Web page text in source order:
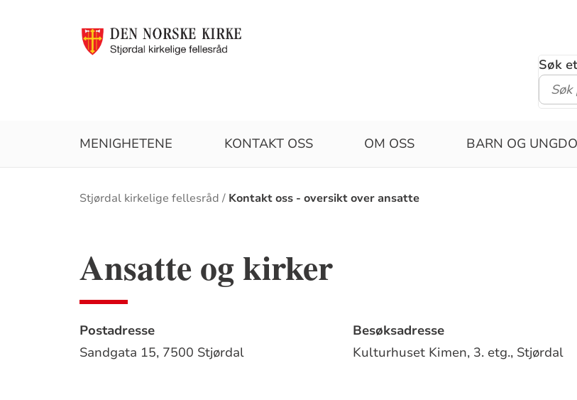
Søk
MENIGHETENE KONTAKT OSS OM OSS BARN OG
Brødsmulesti
Stjørdal kirkelige fellesråd Kontakt oss - oversikt over ansatte
Ansatte og kirker
Postadresse
Sandgata 15, 7500 Stjørdal
Besøksadresse
Kulturhuset Kimen, 3. etg., Stjørdal